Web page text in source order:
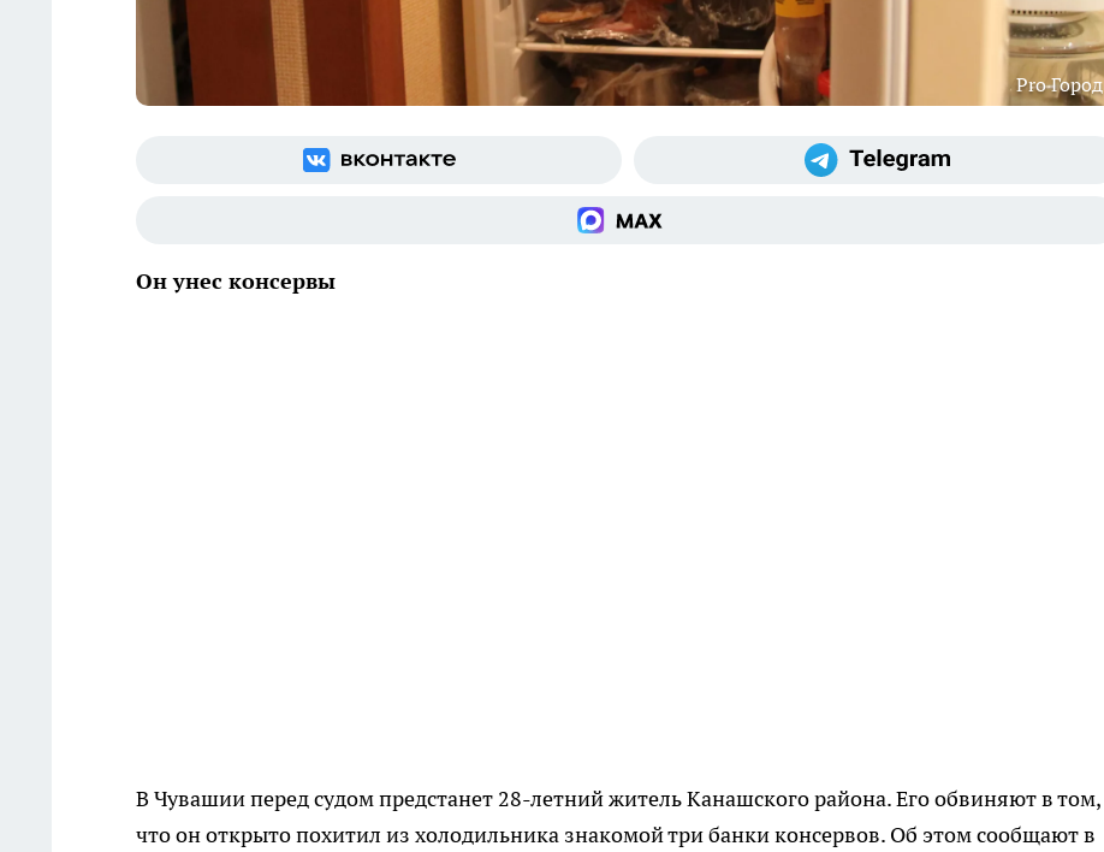
Pro Город
Он унес консервы
В Чувашии перед судом предстанет 28-летний житель Канашского района. Его обвиняют в том,
что он открыто похитил из холодильника знакомой три банки консервов. Об этом сообщают в